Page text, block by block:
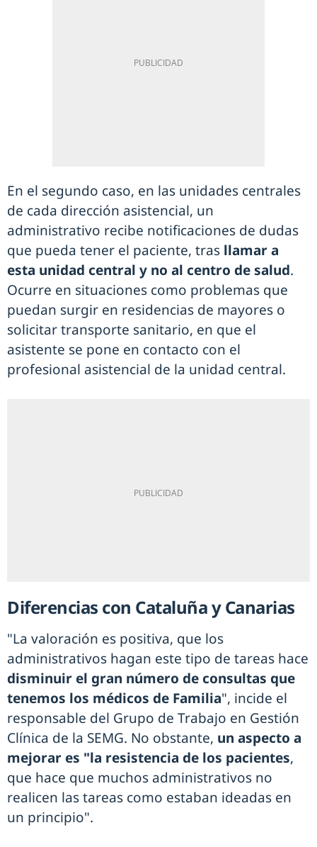
En el segundo caso, en las unidades centrales
de cada dirección asistencial, un
administrativo recibe notificaciones de dudas
que pueda tener el paciente, tras llamar a
esta unidad central y no al centro de salud.
Ocurre en situaciones como problemas que
puedan surgir en residencias de mayores o
solicitar transporte sanitario, en que el
asistente se pone en contacto con el
profesional asistencial de la unidad central.
Diferencias con Cataluña y Canarias
"La valoración es positiva, que los
administrativos hagan este tipo de tareas hace
disminuir el gran número de consultas que
tenemos los médicos de Familia", incide el
responsable del Grupo de Trabajo en Gestión
Clínica de la SEMG. No obstante, un aspecto a
mejorar es "la resistencia de los pacientes,
que hace que muchos administrativos no
realicen las tareas como estaban ideadas en
un principio".